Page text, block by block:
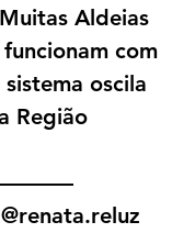
Aldeias
com
oscila
Região